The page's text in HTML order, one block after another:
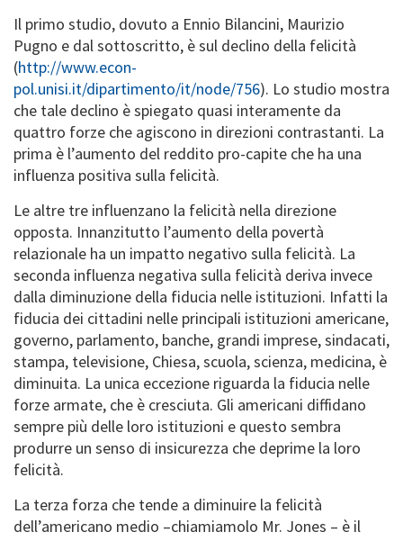
Il primo studio, dovuto a Ennio Bilancini, Maurizio
Pugno e dal sottoscritto, è sul declino della felicità
(http://www.econ-
pol.unisi.it/dipartimento/it/node/756). Lo studio mostra
che tale declino è spiegato quasi interamente da
quattro forze che agiscono in direzioni contrastanti. La
prima è l’aumento del reddito pro-capite che ha una
influenza positiva sulla felicità.
Le altre tre influenzano la felicità nella direzione
opposta. Innanzitutto l’aumento della povertà
relazionale ha un impatto negativo sulla felicità. La
seconda influenza negativa sulla felicità deriva invece
dalla diminuzione della fiducia nelle istituzioni. Infatti la
fiducia dei cittadini nelle principali istituzioni americane,
governo, parlamento, banche, grandi imprese, sindacati,
stampa, televisione, Chiesa, scuola, scienza, medicina, è
diminuita. La unica eccezione riguarda la fiducia nelle
forze armate, che è cresciuta. Gli americani diffidano
sempre più delle loro istituzioni e questo sembra
produrre un senso di insicurezza che deprime la loro
felicità.
La terza forza che tende a diminuire la felicità
dell’americano medio –chiamiamolo Mr. Jones – è il